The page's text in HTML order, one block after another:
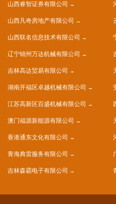
山西睿智证券有限公司
山西凡奇房地产有限公司
山西联名信息技术有限公司
辽宁锦州万达机械有限公司
吉林高达贸易有限公司
湖南开福区卓越机械有限公司
江苏高新区百盛机械有限公司
澳门福源新能源有限公司
香港通东文化有限公司
青海典雷服务有限公司
吉林森霸电子有限公司